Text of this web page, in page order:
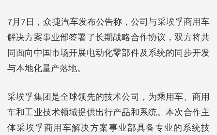
7月7日，众捷汽车发布公告称，公司与采埃孚商用车
解决方案事业部签署了长期战略合作协议，双方将共
同面向中国市场开展电动化零部件及系统的同步开发
与本地化量产落地。
采埃孚集团是全球领先的技术公司，为乘用车、商用
车和工业技术领域提供出行产品和系统。本次合作主
体采埃孚商用车解决方案事业部具备专业的系统技